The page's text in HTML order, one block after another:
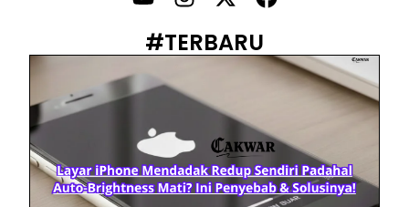
Prabowo Sebut ‘Londo Ireng’, Ray Rangkuti Desak DPR Bersikap, Ini Ulasan Politiknya
MAKI Soroti Penahanan Eks Jampidsus Febrie Adriansyah Tanpa Rompi Pink
Babak Baru Kasus Febrie Adriansyah, Rencana Praperadilan Penyitaan Emas dan Uang Tunai Jadi Sorotan
#TERBARU